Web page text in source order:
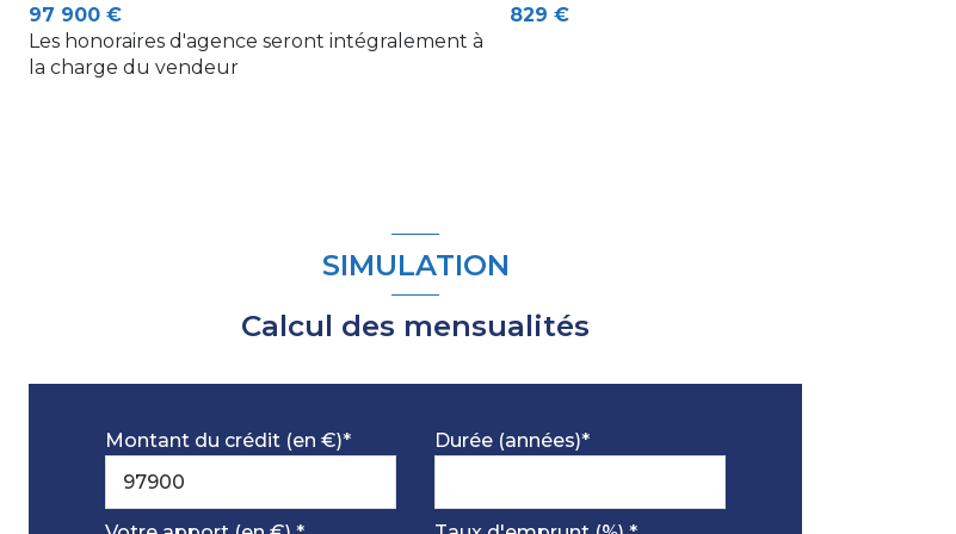
chambre
97 900 €
Les honoraires d'agence seront intégralement à
la charge du vendeur
829 €
SIMULATION
Calcul des mensualités
Montant du crédit (en €)* Durée (années)*